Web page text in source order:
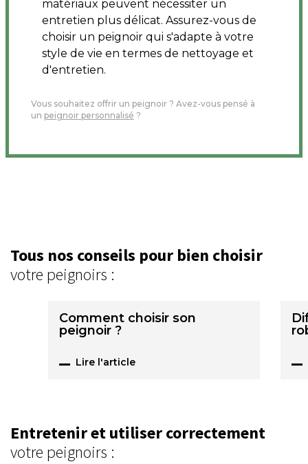
matériaux peuvent nécessiter un
entretien plus délicat. Assurez-vous de
choisir un peignoir qui s'adapte à votre
style de vie en termes de nettoyage et
d'entretien.
Vous souhaitez offrir un peignoir ? Avez-vous pensé à
un peignoir personnalisé ?
Tous nos conseils pour bien choisir
votre peignoirs :
Comment choisir son
peignoir ?
Lire l'article
Entretenir et utiliser correctement
votre peignoirs :